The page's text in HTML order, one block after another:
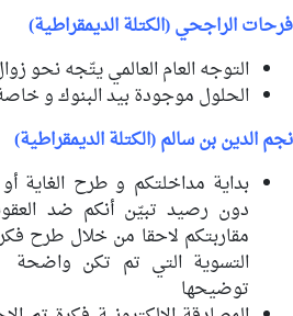
فرحات الراجحي (الكتلة الديمقراطية)
التوجه العام العالمي يتّجه نحو
الحلول موجودة بيد البنوك و
نجم الدين بن سالم (الكتلة الديمقراطية)
بداية مداخلتكم و طرح الغاية
دون رصيد تبيّن أنكم ضد
مقاربتكم لاحقا من خلال طرح
التسوية التي تم تكن واضحة
توضيحها